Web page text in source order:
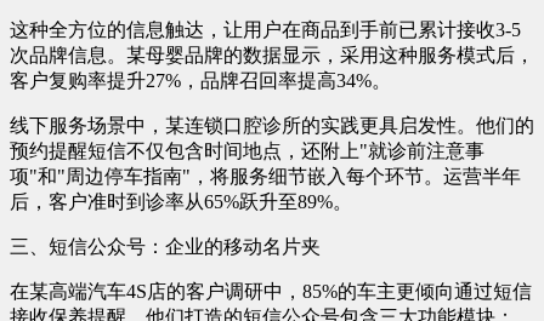
这种全方位的信息触达，让用户在商品到手前已累计接收3-5
次品牌信息。某母婴品牌的数据显示，采用这种服务模式后，
客户复购率提升27%，品牌召回率提高34%。
线下服务场景中，某连锁口腔诊所的实践更具启发性。他们的
预约提醒短信不仅包含时间地点，还附上"就诊前注意事
项"和"周边停车指南"，将服务细节嵌入每个环节。运营半年
后，客户准时到诊率从65%跃升至89%。
三、短信公众号：企业的移动名片夹
在某高端汽车4S店的客户调研中，85%的车主更倾向通过短信
接收保养提醒。他们打造的短信公众号包含三大功能模块：